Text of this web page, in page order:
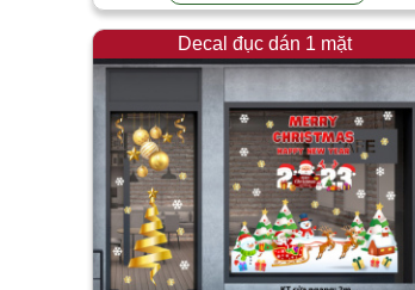
Decal đục dán 1 mặt